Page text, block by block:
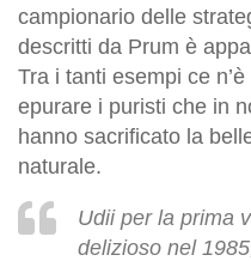
campionario delle
descritti da Prum è
Tra i tanti esempi ce
epurare i puristi che in
hanno sacrificato la
naturale.
Udii per la prima
delizioso nel